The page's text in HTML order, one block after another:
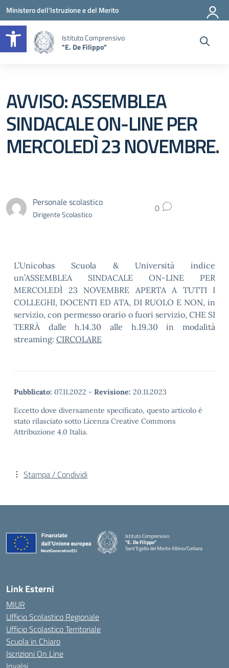
Apri la barra degli strumenti
Vai ai contenuti
Vai al menu di navigazione
Vai al footer
Ministero dell'Istruzione e del Merito
Istituto Comprensivo
"E. De Filippo"
AVVISO: ASSEMBLEA
SINDACALE ON-LINE PER
MERCOLEDÌ 23 NOVEMBRE.
Personale scolastico
Dirigente Scolastico 0
L’Unicobas Scuola & Università indice
un’ASSEMBLEA SINDACALE ON-LINE PER
MERCOLEDÌ 23 NOVEMBRE APERTA A TUTTI I
COLLEGHI, DOCENTI ED ATA, DI RUOLO E NON, in
servizio, con permesso orario o fuori servizio, CHE SI
TERRÀ dalle h.14.30 alle h.19.30 in modalità
streaming: CIRCOLARE
Pubblicato: 07.11.2022 - Revisione: 20.11.2023
Eccetto dove diversamente specificato, questo articolo è
stato rilasciato sotto Licenza Creative Commons
Attribuzione 4.0 Italia.
Stampa / Condividi
Istituto Comprensivo
"E. De Filippo"
Sant'Egidio del Monte Albino/Corbara
Link Esterni
MIUR
Ufficio Scolastico Regionale
Ufficio Scolastico Territoriale
Scuola in Chiaro
Iscrizioni On Line